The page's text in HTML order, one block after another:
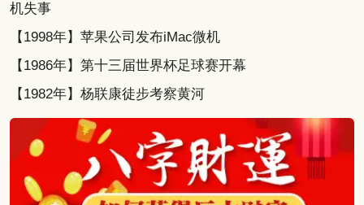
机失事
【1998年】苹果公司发布iMac微机
【1986年】第十三届世界杯足球赛开幕
【1982年】杨联康徒步考察黄河